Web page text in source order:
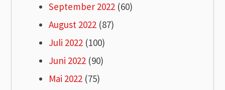
September 2022 (60)
August 2022 (87)
Juli 2022 (100)
Juni 2022 (90)
Mai 2022 (75)